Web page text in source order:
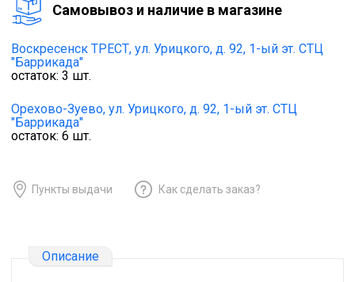
Cамовывоз и наличие в магазине
Воскресенск ТРЕСТ, ул. Урицкого, д. 92, 1-ый эт. СТЦ
"Баррикада"
остаток: 3 шт.
Орехово-Зуево, ул. Урицкого, д. 92, 1-ый эт. СТЦ
"Баррикада"
остаток: 6 шт.
Пункты выдачи Как сделать заказ?
Описание